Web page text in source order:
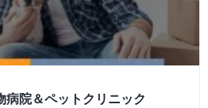
病院＆ペットクリニック